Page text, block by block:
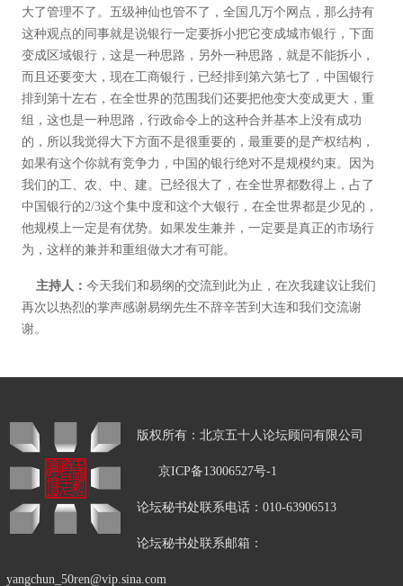
大了管理不了。五级神仙也管不了，全国几万个网点，那么持有
这种观点的同事就是说银行一定要拆小把它变成城市银行，下面
变成区域银行，这是一种思路，另外一种思路，就是不能拆小，
而且还要变大，现在工商银行，已经排到第六第七了，中国银行
排到第十左右，在全世界的范围我们还要把他变大变成更大，重
组，这也是一种思路，行政命令上的这种合并基本上没有成功
的，所以我觉得大下方面不是很重要的，最重要的是产权结构，
如果有这个你就有竞争力，中国的银行绝对不是规模约束。因为
我们的工、农、中、建。已经很大了，在全世界都数得上，占了
中国银行的2/3这个集中度和这个大银行，在全世界都是少见的，
他规模上一定是有优势。如果发生兼并，一定要是真正的市场行
为，这样的兼并和重组做大才有可能。
主持人：今天我们和易纲的交流到此为止，在次我建议让我们
再次以热烈的掌声感谢易纲先生不辞辛苦到大连和我们交流谢
谢。
版权所有：北京五十人论坛顾问有限公司
京ICP备13006527号-1
论坛秘书处联系电话：010-63906513
论坛秘书处联系邮箱：
yangchun_50ren@vip.sina.com